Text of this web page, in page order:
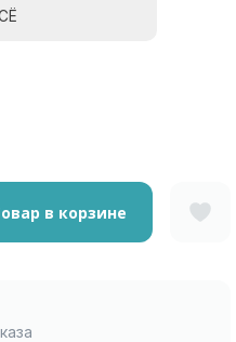
в корзине